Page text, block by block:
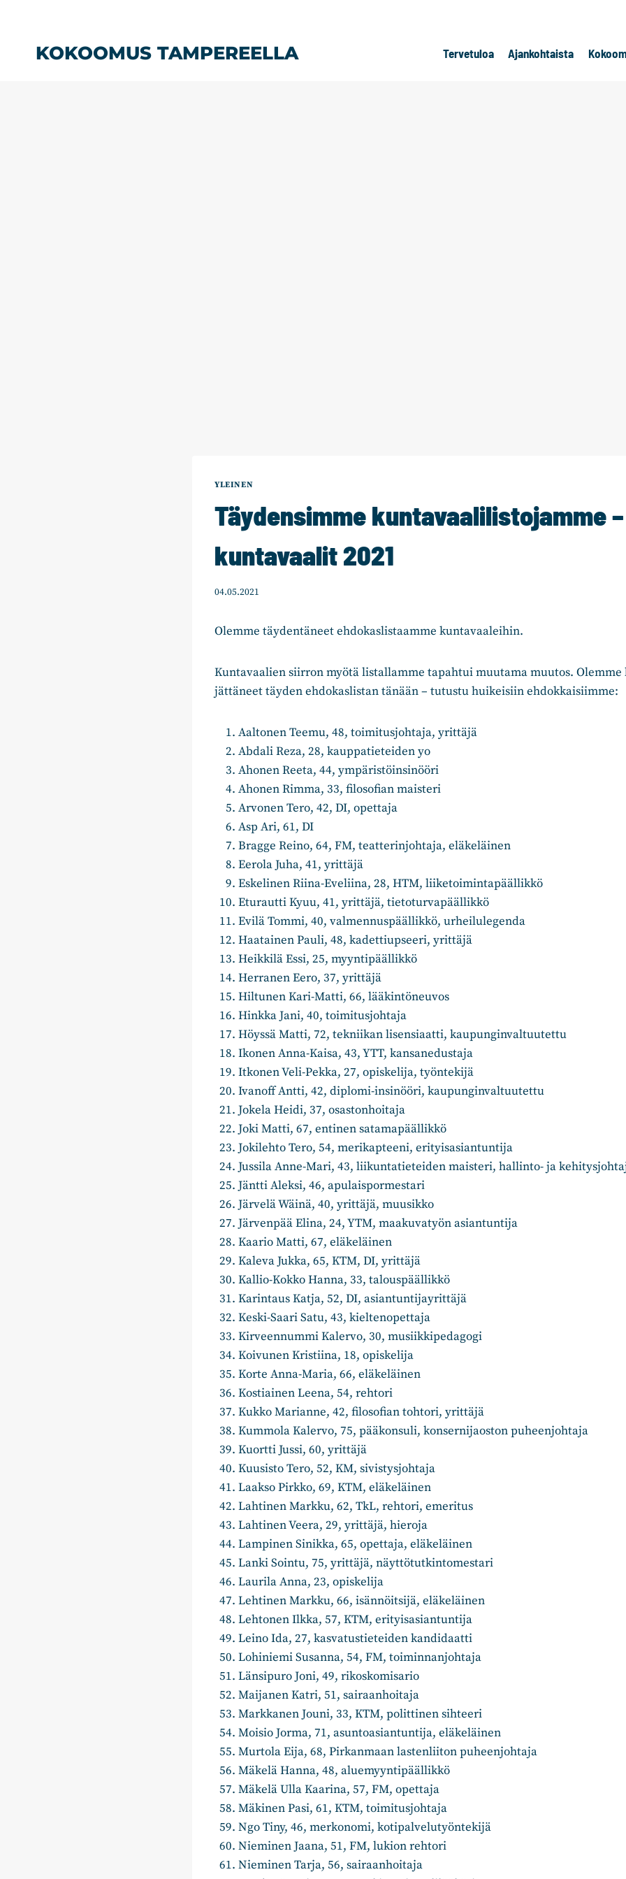
KOKOOMUS TAMPEREELLA Tervetuloa Ajankohtaista
YLEINEN
Täydensimme kuntavaalilistojamme –
kuntavaalit 2021
04.05.2021
Olemme täydentäneet ehdokaslistaamme kuntavaaleihin.
Kuntavaalien siirron myötä listallamme tapahtui muutama muutos.
jättäneet täyden ehdokaslistan tänään – tutustu huikeisiin ehdokkaisiimme:
Aaltonen Teemu, 48, toimitusjohtaja, yrittäjä
Abdali Reza, 28, kauppatieteiden yo
Ahonen Reeta, 44, ympäristöinsinööri
Ahonen Rimma, 33, filosofian maisteri
Arvonen Tero, 42, DI, opettaja
Asp Ari, 61, DI
Bragge Reino, 64, FM, teatterinjohtaja, eläkeläinen
Eerola Juha, 41, yrittäjä
Eskelinen Riina-Eveliina, 28, HTM, liiketoimintapäällikkö
Eturautti Kyuu, 41, yrittäjä, tietoturvapäällikkö
Evilä Tommi, 40, valmennuspäällikkö, urheilulegenda
Haatainen Pauli, 48, kadettiupseeri, yrittäjä
Heikkilä Essi, 25, myyntipäällikkö
Herranen Eero, 37, yrittäjä
Hiltunen Kari-Matti, 66, lääkintöneuvos
Hinkka Jani, 40, toimitusjohtaja
Höyssä Matti, 72, tekniikan lisensiaatti, kaupunginvaltuutettu
Ikonen Anna-Kaisa, 43, YTT, kansanedustaja
Itkonen Veli-Pekka, 27, opiskelija, työntekijä
Ivanoff Antti, 42, diplomi-insinööri, kaupunginvaltuutettu
Jokela Heidi, 37, osastonhoitaja
Joki Matti, 67, entinen satamapäällikkö
Jokilehto Tero, 54, merikapteeni, erityisasiantuntija
Jussila Anne-Mari, 43, liikuntatieteiden maisteri, hallinto- ja
Jäntti Aleksi, 46, apulaispormestari
Järvelä Wäinä, 40, yrittäjä, muusikko
Järvenpää Elina, 24, YTM, maakuvatyön asiantuntija
Kaario Matti, 67, eläkeläinen
Kaleva Jukka, 65, KTM, DI, yrittäjä
Kallio-Kokko Hanna, 33, talouspäällikkö
Karintaus Katja, 52, DI, asiantuntijayrittäjä
Keski-Saari Satu, 43, kieltenopettaja
Kirveennummi Kalervo, 30, musiikkipedagogi
Koivunen Kristiina, 18, opiskelija
Korte Anna-Maria, 66, eläkeläinen
Kostiainen Leena, 54, rehtori
Kukko Marianne, 42, filosofian tohtori, yrittäjä
Kummola Kalervo, 75, pääkonsuli, konsernijaoston puheenjohtaja
Kuortti Jussi, 60, yrittäjä
Kuusisto Tero, 52, KM, sivistysjohtaja
Laakso Pirkko, 69, KTM, eläkeläinen
Lahtinen Markku, 62, TkL, rehtori, emeritus
Lahtinen Veera, 29, yrittäjä, hieroja
Lampinen Sinikka, 65, opettaja, eläkeläinen
Lanki Sointu, 75, yrittäjä, näyttötutkintomestari
Laurila Anna, 23, opiskelija
Lehtinen Markku, 66, isännöitsijä, eläkeläinen
Lehtonen Ilkka, 57, KTM, erityisasiantuntija
Leino Ida, 27, kasvatustieteiden kandidaatti
Lohiniemi Susanna, 54, FM, toiminnanjohtaja
Länsipuro Joni, 49, rikoskomisario
Maijanen Katri, 51, sairaanhoitaja
Markkanen Jouni, 33, KTM, polittinen sihteeri
Moisio Jorma, 71, asuntoasiantuntija, eläkeläinen
Murtola Eija, 68, Pirkanmaan lastenliiton puheenjohtaja
Mäkelä Hanna, 48, aluemyyntipäällikkö
Mäkelä Ulla Kaarina, 57, FM, opettaja
Mäkinen Pasi, 61, KTM, toimitusjohtaja
Ngo Tiny, 46, merkonomi, kotipalvelutyöntekijä
Nieminen Jaana, 51, FM, lukion rehtori
Nieminen Tarja, 56, sairaanhoitaja